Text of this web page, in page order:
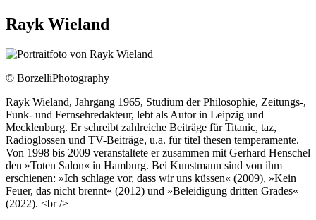
Rayk Wieland
© BorzelliPhotography
Rayk Wieland, Jahrgang 1965, Studium der Philosophie, Zeitungs-,
Funk- und Fernsehredakteur, lebt als Autor in Leipzig und
Mecklenburg. Er schreibt zahlreiche Beiträge für Titanic, taz,
Radioglossen und TV-Beiträge, u.a. für titel thesen temperamente.
Von 1998 bis 2009 veranstaltete er zusammen mit Gerhard Henschel
den »Toten Salon« in Hamburg. Bei Kunstmann sind von ihm
erschienen: »Ich schlage vor, dass wir uns küssen« (2009), »Kein
Feuer, das nicht brennt« (2012) und »Beleidigung dritten Grades«
(2022). <br />